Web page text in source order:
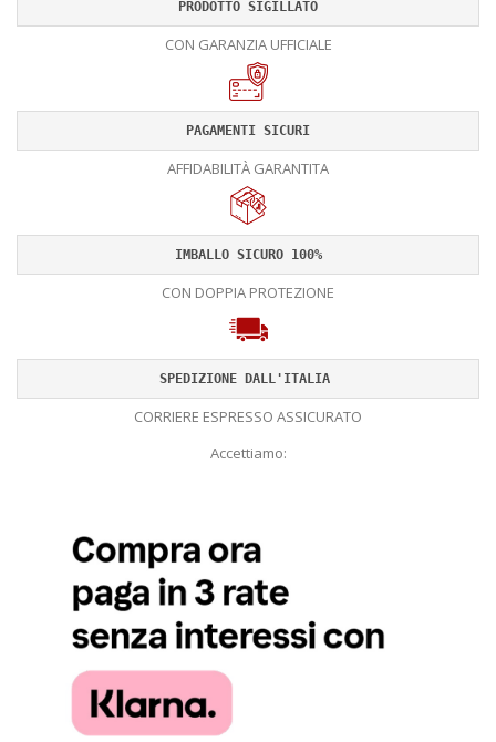
PRODOTTO SIGILLATO
CON GARANZIA UFFICIALE
PAGAMENTI SICURI
AFFIDABILITÀ GARANTITA
IMBALLO SICURO 100%
CON DOPPIA PROTEZIONE
SPEDIZIONE DALL'ITALIA
CORRIERE ESPRESSO ASSICURATO
Accettiamo: